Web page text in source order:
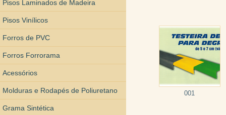
Pisos Laminados de Madeira
Pisos Vinílicos
Forros de PVC
Forros Forrorama
Acessórios
Molduras e Rodapés de Poliuretano
Grama Sintética
001